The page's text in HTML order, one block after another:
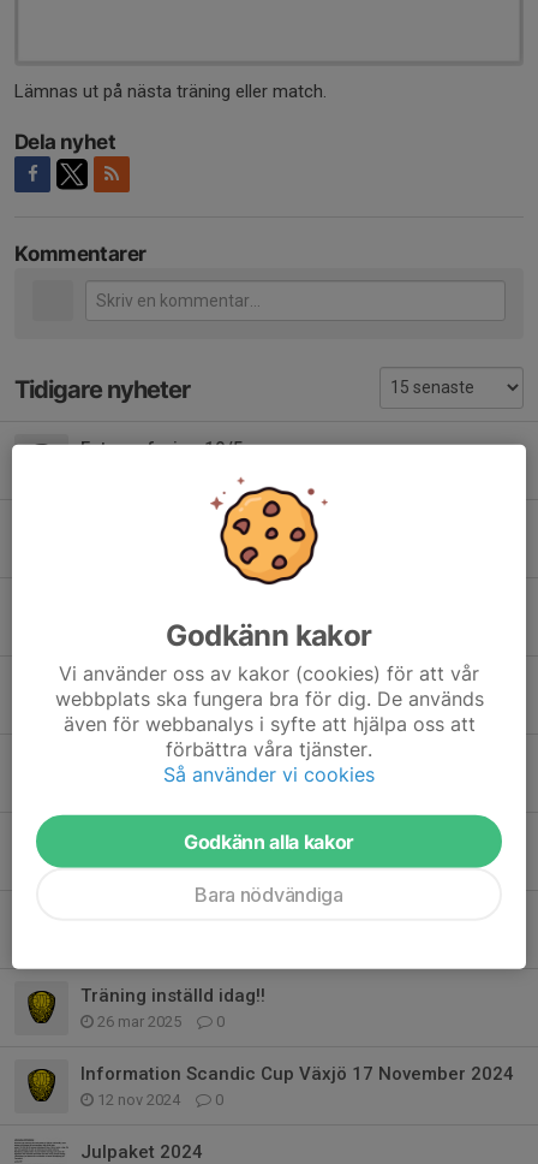
Lämnas ut på nästa träning eller match.
Dela nyhet
Kommentarer
Tidigare nyheter
Fotografering 19/5
0
22 nov 2025 0
Sportlotter
21 aug 2025 1
Sommaruppehåll!
29 jun 2025 0
Kvällens hjältar!
25 jun 2025 5
Träning inställd idag!!
26 mar 2025 0
Information Scandic Cup Växjö 17 November 2024
12 nov 2024 0
Julpaket 2024
Godkänn kakor
Vi använder oss av kakor (cookies) för att vår
webbplats ska fungera bra för dig. De används
även för webbanalys i syfte att hjälpa oss att
förbättra våra tjänster.
Så använder vi cookies
Godkänn alla kakor
Bara nödvändiga